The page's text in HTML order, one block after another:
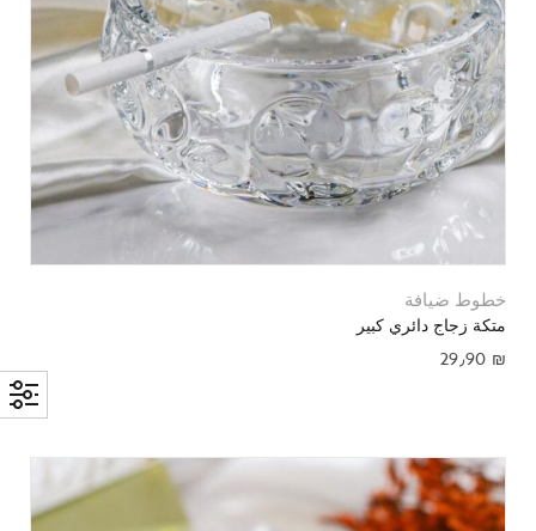
خطوط ضيافة
متكة زجاج دائري كبير
29٫90 ₪